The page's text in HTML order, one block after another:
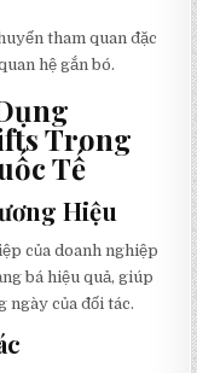
tham quan đặc
hệ gắn bó.
Trong
Tế
Hiệu
của doanh nghiệp
bá hiệu quả, giúp
ngày của đối tác.